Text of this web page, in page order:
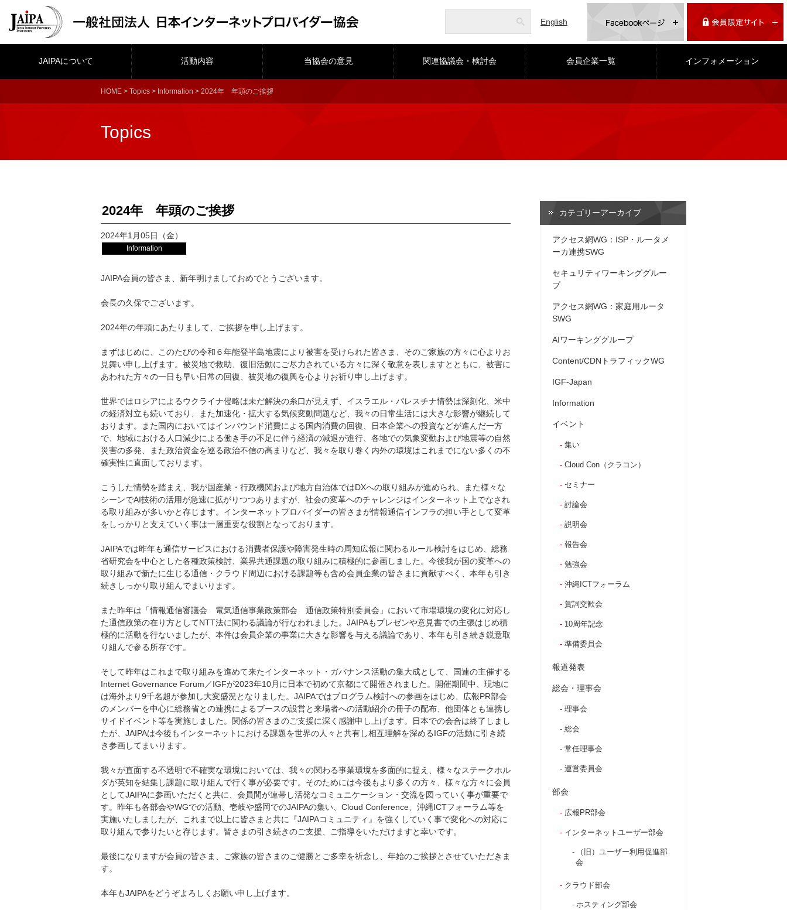
English
JAIPAについて 活動内容 当協会の意見 関連協議会・検討会 会員企業一覧 インフォメーション
HOME > Topics > Information > 2024年 年頭のご挨拶
Topics
2024年 年頭のご挨拶
2024年1月05日（金）
Information
JAIPA会員の皆さま、新年明けましておめでとうございます。
会長の久保でございます。
2024年の年頭にあたりまして、ご挨拶を申し上げます。
まずはじめに、このたびの令和６年能登半島地震により被害を受けられた皆さま、そのご家族の方々に心よりお
見舞い申し上げます。被災地で救助、復旧活動にご尽力されている方々に深く敬意を表しますとともに、被害に
あわれた方々の一日も早い日常の回復、被災地の復興を心よりお祈り申し上げます。
世界ではロシアによるウクライナ侵略は未だ解決の糸口が見えず、イスラエル・パレスチナ情勢は深刻化、米中
の経済対立も続いており、また加速化・拡大する気候変動問題など、我々の日常生活には大きな影響が継続して
おります。また国内においてはインバウンド消費による国内消費の回復、日本企業への投資などが進んだ一方
で、地域における人口減少による働き手の不足に伴う経済の減退が進行、各地での気象変動および地震等の自然
災害の多発、また政治資金を巡る政治不信の高まりなど、我々を取り巻く内外の環境はこれまでにない多くの不
確実性に直面しております。
こうした情勢を踏まえ、我が国産業・行政機関および地方自治体ではDXへの取り組みが進められ、また様々な
シーンでAI技術の活用が急速に拡がりつつありますが、社会の変革へのチャレンジはインターネット上でなされ
る取り組みが多いかと存じます。インターネットプロバイダーの皆さまが情報通信インフラの担い手として変革
をしっかりと支えていく事は一層重要な役割となっております。
JAIPAでは昨年も通信サービスにおける消費者保護や障害発生時の周知広報に関わるルール検討をはじめ、総務
省研究会を中心とした各種政策検討、業界共通課題の取り組みに積極的に参画しました。今後我が国の変革への
取り組みで新たに生じる通信・クラウド周辺における課題等も含め会員企業の皆さまに貢献すべく、本年も引き
続きしっかり取り組んでまいります。
また昨年は「情報通信審議会 電気通信事業政策部会 通信政策特別委員会」において市場環境の変化に対応し
た通信政策の在り方としてNTT法に関わる議論が行なわれました。JAIPAもプレゼンや意見書での主張はじめ積
極的に活動を行ないましたが、本件は会員企業の事業に大きな影響を与える議論であり、本年も引き続き鋭意取
り組んで参る所存です。
そして昨年はこれまで取り組みを進めて来たインターネット・ガバナンス活動の集大成として、国連の主催する
Internet Governance Forum／IGFが2023年10月に日本で初めて京都にて開催されました。開催期間中、現地に
は海外より9千名超が参加し大変盛況となりました。JAIPAではプログラム検討への参画をはじめ、広報PR部会
のメンバーを中心に総務省との連携によるブースの設営と来場者への活動紹介の冊子の配布、他団体とも連携し
サイドイベント等を実施しました。関係の皆さまのご支援に深く感謝申し上げます。日本での会合は終了しまし
たが、JAIPAは今後もインターネットにおける課題を世界の人々と共有し相互理解を深めるIGFの活動に引き続
き参画してまいります。
我々が直面する不透明で不確実な環境においては、我々の関わる事業環境を多面的に捉え、様々なステークホル
ダが英知を結集し課題に取り組んで行く事が必要です。そのためには今後もより多くの方々、様々な方々に会員
としてJAIPAに参画いただくと共に、会員間が連帯し活発なコミュニケーション・交流を図っていく事が重要で
す。昨年も各部会やWGでの活動、壱岐や盛岡でのJAIPAの集い、Cloud Conference、沖縄ICTフォーラム等を
実施いたしましたが、これまで以上に皆さまと共に『JAIPAコミュニティ』を強くしていく事で変化への対応に
取り組んで参りたいと存じます。皆さまの引き続きのご支援、ご指導をいただけますと幸いです。
最後になりますが会員の皆さま、ご家族の皆さまのご健勝とご多幸を祈念し、年始のご挨拶とさせていただきま
す。
本年もJAIPAをどうぞよろしくお願い申し上げます。
カテゴリーアーカイブ
アクセス網WG：ISP・ルータメ
ーカ連携SWG
セキュリティワーキンググルー
プ
アクセス網WG：家庭用ルータ
SWG
AIワーキンググループ
Content/CDNトラフィックWG
IGF-Japan
Information
イベント
集い
Cloud Con（クラコン）
セミナー
討論会
説明会
報告会
勉強会
沖縄ICTフォーラム
賀詞交歓会
10周年記念
準備委員会
報道発表
総会・理事会
理事会
総会
常任理事会
運営委員会
部会
広報PR部会
インターネットユーザー部会
（旧）ユーザー利用促進部
会
クラウド部会
ホスティング部会